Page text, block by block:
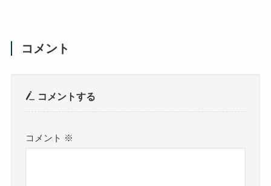
コメント
コメントする
コメント ※